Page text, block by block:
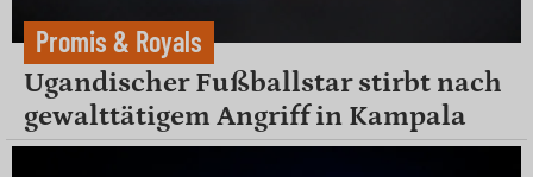
Promis & Royals
Ugandischer Fußballstar stirbt nach
gewalttätigem Angriff in Kampala